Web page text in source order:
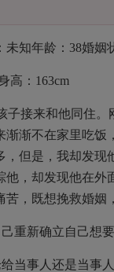
未知年龄：38婚姻
高：163cm
子接来和他同住
渐不在家里吃饭
，但是，我却发
他，却发现他在
，既想挽救婚姻
重新确立自己想
当事人还是当事